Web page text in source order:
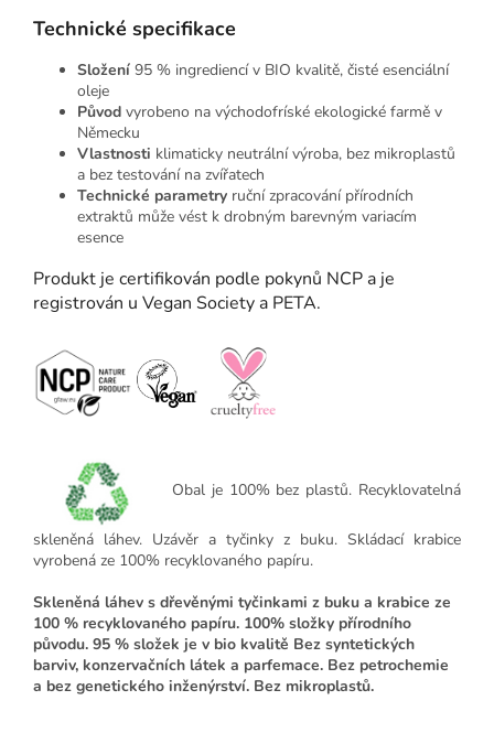
Technické specifikace
Složení 95 % ingrediencí v BIO kvalitě, čisté esenciální
oleje
Původ vyrobeno na východofríské ekologické farmě v
Německu
Vlastnosti klimaticky neutrální výroba, bez mikroplastů
a bez testování na zvířatech
Technické parametry ruční zpracování přírodních
extraktů může vést k drobným barevným variacím
esence
Produkt je certifikován podle pokynů NCP a je
registrován u Vegan Society a PETA.
Obal je 100% bez plastů. Recyklovatelná
skleněná láhev. Uzávěr a tyčinky z buku. Skládací krabice
vyrobená ze 100% recyklovaného papíru.
Skleněná láhev s dřevěnými tyčinkami z buku a krabice ze
100 % recyklovaného papíru. 100% složky přírodního
původu. 95 % složek je v bio kvalitě Bez syntetických
barviv, konzervačních látek a parfemace. Bez petrochemie
a bez genetického inženýrství. Bez mikroplastů.